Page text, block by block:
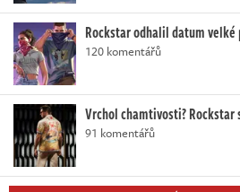
Rockstar odhalil datum velké
120 komentářů
Vrchol chamtivosti? Rockstar
91 komentářů